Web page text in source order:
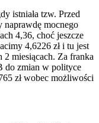
istniała tzw. Przed
naprawdę mocnego
4,36, choć jeszcze
4,6226 zł i tu jest
miesiącach. Za franka
do zmian w polityce
zł wobec możliwości